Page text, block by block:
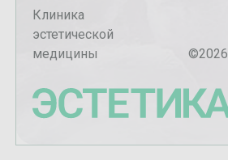
Клиника
эстетической
медицины
©2026